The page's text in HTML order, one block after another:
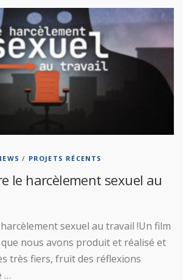
/ PROJETS RÉCENTS
le harcèlement sexuel au
sexuel au travail !Un film
nous avons produit et réalisé et
très fiers, fruit des réflexions
…